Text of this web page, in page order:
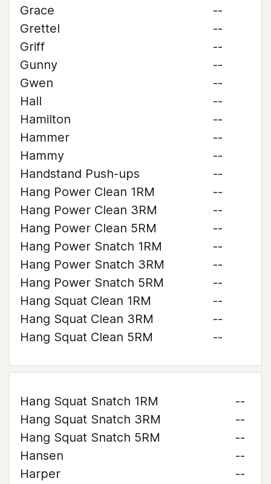
Grace
--
Grettel
--
Griff
--
Gunny
--
Gwen
--
Hall
--
Hamilton
--
Hammer
--
Hammy
--
Handstand Push-ups
--
Hang Power Clean 1RM
--
Hang Power Clean 3RM
--
Hang Power Clean 5RM
--
Hang Power Snatch 1RM
--
Hang Power Snatch 3RM
--
Hang Power Snatch 5RM
--
Hang Squat Clean 1RM
--
Hang Squat Clean 3RM
--
Hang Squat Clean 5RM
--
Hang Squat Snatch 1RM
--
Hang Squat Snatch 3RM
--
Hang Squat Snatch 5RM
--
Hansen
--
Harper
--